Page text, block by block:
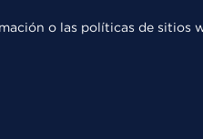
o las políticas de sitios